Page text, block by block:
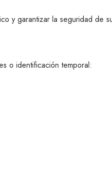
y garantizar la seguridad de
o identificación temporal: